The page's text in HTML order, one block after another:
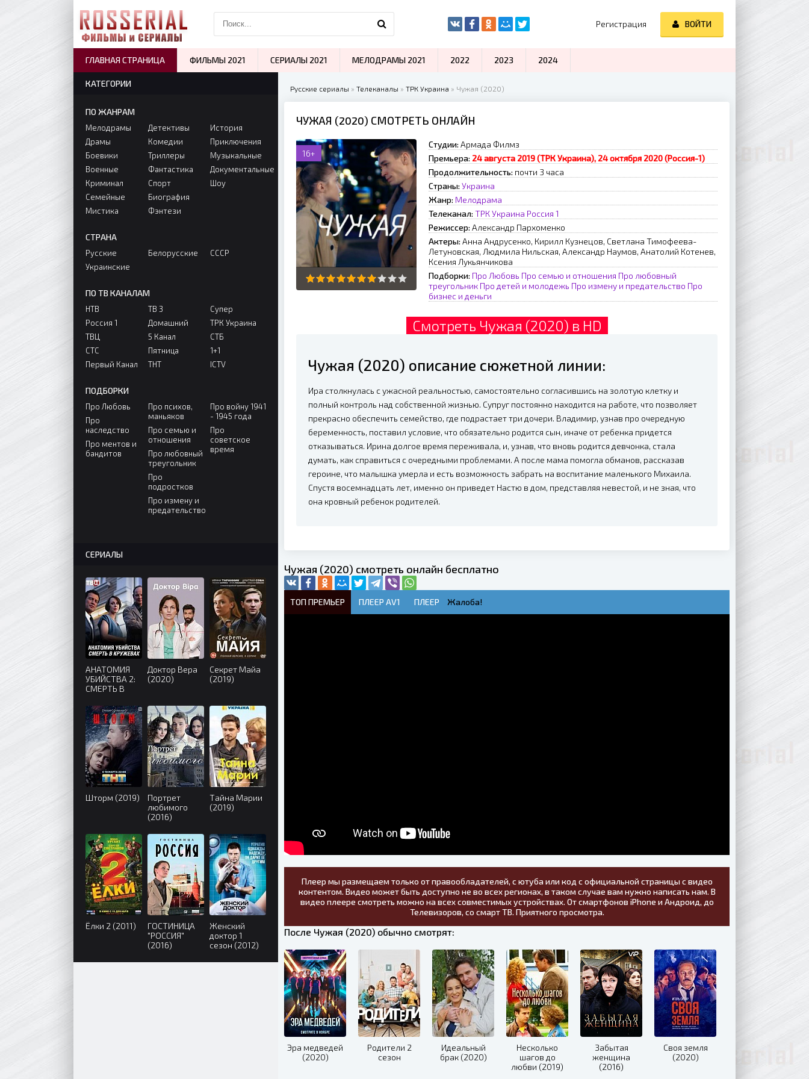
Русские сериалы » Телеканалы » ТРК Украина » Чужая (2020)
ЧУЖАЯ (2020) СМОТРЕТЬ ОНЛАЙН
16+
Студии: Армада Филмз
Премьера: 24 августа 2019 (ТРК Украина), 24 октября 2020 (Россия-1)
Продолжительность: почти 3 часа
Страны: Украина
Жанр: Мелодрама
Телеканал: ТРК Украина Россия 1
Режиссер: Александр Пархоменко
Актеры: Анна Андрусенко, Кирилл Кузнецов, Светлана Тимофеева-
Летуновская, Людмила Нильская, Александр Наумов, Анатолий Котенев,
Ксения Лукьянчикова
Подборки: Про Любовь Про семью и отношения Про любовный
треугольник Про детей и молодежь Про измену и предательство Про
бизнес и деньги
Смотреть Чужая (2020) в HD
Чужая (2020) описание сюжетной линии:
Ира столкнулась с ужасной реальностью, самостоятельно согласившись на золотую клетку и
полный контроль над собственной жизнью. Супруг постоянно находится на работе, что позволяет
прекрасно обеспечить семейство, где подрастает три дочери. Владимир, узнав про очередную
беременность, поставил условие, что обязательно родится сын, иначе от ребенка придется
отказываться. Ирина долгое время переживала, и, узнав, что вновь родится девчонка, стала
думать, как справиться с очередными проблемами. А после мама помогла обманов, рассказав
героине, что малышка умерла и есть возможность забрать на воспитание маленького Михаила.
Спустя восемнадцать лет, именно он приведет Настю в дом, представляя невестой, и не зная, что
она кровный ребенок родителей.
Чужая (2020) смотреть онлайн бесплатно
ТОП ПРЕМЬЕР ПЛЕЕР AV1 ПЛЕЕР Жалоба!
Плеер мы размещаем только от правообладателей, с ютуба или код с официальной страницы с видео
контентом. Видео может быть доступно не во всех регионах, в таком случае вам нужно написать нам. В
видео плеере смотреть можно на всех совместимых устройствах. От смартфонов iPhone и Андроид, до
Телевизоров, со смарт ТВ. Приятного просмотра.
После Чужая (2020) обычно смотрят:
Эра медведей
(2020)
Родители 2
сезон
Идеальный
брак (2020)
Несколько
шагов до
любви (2019)
Забытая
женщина
(2016)
Своя земля
(2020)
КАТЕГОРИИ
ПО ЖАНРАМ
Мелодрамы
Драмы
Боевики
Военные
Криминал
Семейные
Мистика
Детективы
Комедии
Триллеры
Фантастика
Спорт
Биография
Фэнтези
История
Приключения
Музыкальные
Документальные
Шоу
СТРАНА
Русские
Украинские
Белорусские СССР
ПО ТВ КАНАЛАМ
НТВ
Россия 1
ТВЦ
СТС
Первый Канал
ТВ 3
Домашний
5 Канал
Пятница
ТНТ
Супер
ТРК Украина
СТБ
1+1
ICTV
ПОДБОРКИ
Про Любовь
Про
наследство
Про ментов и
бандитов
Про психов,
маньяков
Про семью и
отношения
Про любовный
треугольник
Про
подростков
Про измену и
предательство
Про войну 1941
- 1945 года
Про
советское
время
СЕРИАЛЫ
АНАТОМИЯ
УБИЙСТВА 2:
СМЕРТЬ В
(2019)
Доктор Вера
(2020)
Секрет Майа
(2019)
Шторм (2019)
Портрет
любимого
(2016)
Тайна Марии
(2019)
Ёлки 2 (2011)
ГОСТИНИЦА
"РОССИЯ"
(2016)
Женский
доктор 1
сезон (2012)
Регистрация ВОЙТИ
ГЛАВНАЯ СТРАНИЦА ФИЛЬМЫ 2021 СЕРИАЛЫ 2021 МЕЛОДРАМЫ 2021 2022 2023 2024